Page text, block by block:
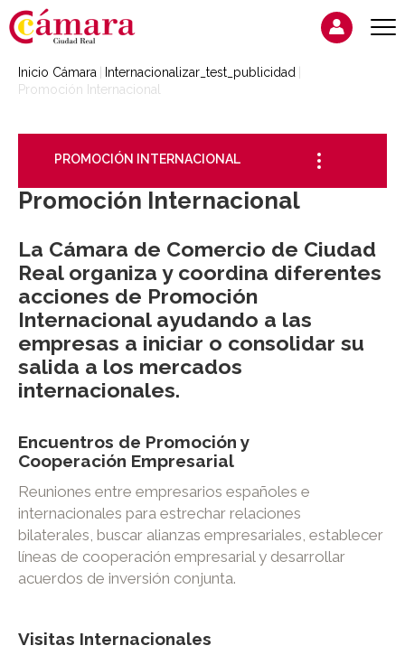
Inicio Cámara
Internacionalizar_test_publicidad
Promoción Internacional
PROMOCIÓN INTERNACIONAL
Promoción Internacional
La Cámara de Comercio de Ciudad
Real organiza y coordina diferentes
acciones de Promoción
Internacional ayudando a las
empresas a iniciar o consolidar su
salida a los mercados
internacionales.
Encuentros de Promoción y
Cooperación Empresarial
Reuniones entre empresarios españoles e
internacionales para estrechar relaciones
bilaterales, buscar alianzas empresariales, establecer
líneas de cooperación empresarial y desarrollar
acuerdos de inversión conjunta.
Visitas Internacionales